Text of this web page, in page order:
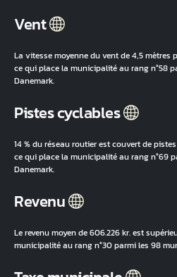
Vent
La vitesse moyenne du vent de 4,5 mètres
ce qui place la municipalité au rang n°58
Danemark.
Pistes cyclables
14 % du réseau routier est couvert de
ce qui place la municipalité au rang n°69
Danemark.
Revenu
Le revenu moyen de 606.226 kr. est
municipalité au rang n°30 parmi les 98